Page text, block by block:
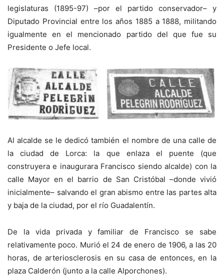
legislaturas (1895-97) –por el partido conservador– y
Diputado Provincial entre los años 1885 a 1888, militando
igualmente en el mencionado partido del que fue su
Presidente o Jefe local.
Al alcalde se le dedicó también el nombre de una calle de
la ciudad de Lorca: la que enlaza el puente (que
construyera e inaugurara Francisco siendo alcalde) con la
calle Mayor en el barrio de San Cristóbal –donde vivió
inicialmente– salvando el gran abismo entre las partes alta
y baja de la ciudad, por el río Guadalentín.
De la vida privada y familiar de Francisco se sabe
relativamente poco. Murió el 24 de enero de 1906, a las 20
horas, de arteriosclerosis en su casa de entonces, en la
plaza Calderón (junto a la calle Alporchones).